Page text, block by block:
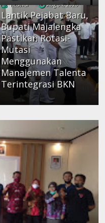
Redaksi Aug 04, 2026
Lantik Pejabat Baru,
Bupati Majalengka
Pastikan Rotasi-
Mutasi
Menggunakan
Manajemen Talenta
Terintegrasi BKN